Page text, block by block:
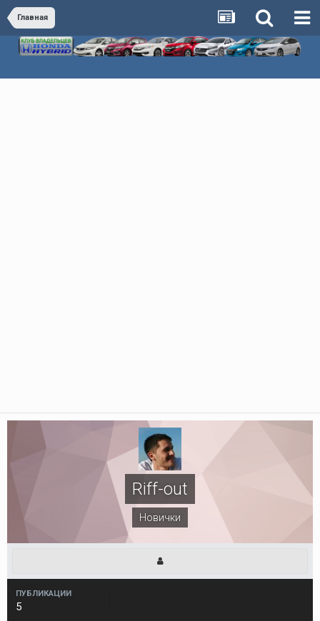
Главная
Riff-out
Новички
ПУБЛИКАЦИИ
5